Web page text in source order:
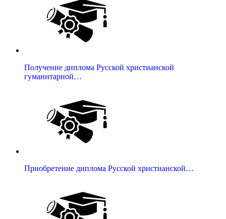
Получение диплома Русской христианской
гуманитарной…
Приобретение диплома Русской христианской…